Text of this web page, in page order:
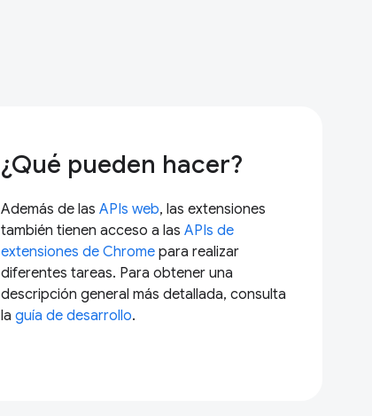
¿Qué pueden hacer?
Además de lasAPIs web, las extensiones
también tienen acceso a lasAPIs de
extensiones de Chrome para realizar
diferentes tareas. Para obtener una
descripción general más detallada, consulta
laguía de desarrollo.